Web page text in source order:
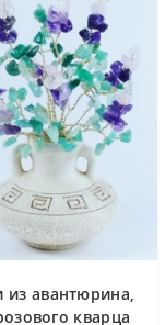
из авантюрина,
кварца